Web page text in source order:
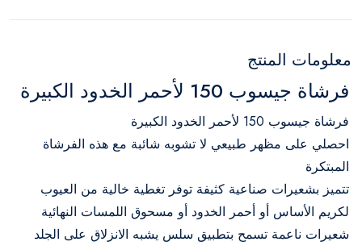
معلومات المنتج
فرشاة جيسوب 150 لأحمر الخدود الكبيرة
فرشاة جيسوب 150 لأحمر الخدود الكبيرة
احصلي على مظهر طبيعي لا تشوبه شائبة مع هذه الفرشاة
المبتكرة
تتميز بشعيرات صناعية كثيفة توفر تغطية خالية من العيوب
لكريم الأساس أو أحمر الخدود أو مسحوق اللمسات النهائية
شعيرات ناعمة تسمح بتطبيق سلس يشبه الانزلاق على الجلد